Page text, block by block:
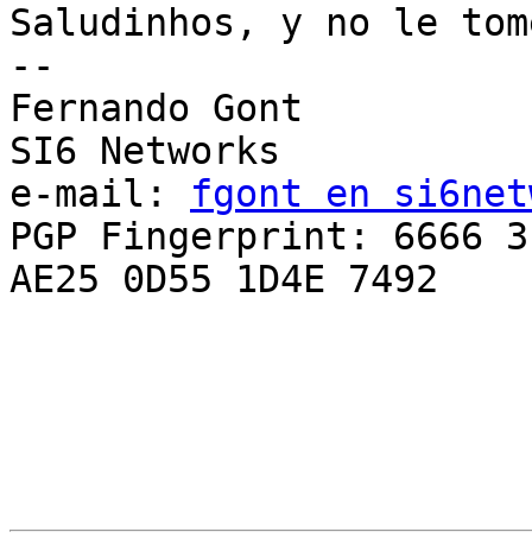
Saludinhos, y no le
--
Fernando Gont
SI6 Networks
e-mail: fgont en
PGP Fingerprint: 6666
AE25 0D55 1D4E 7492